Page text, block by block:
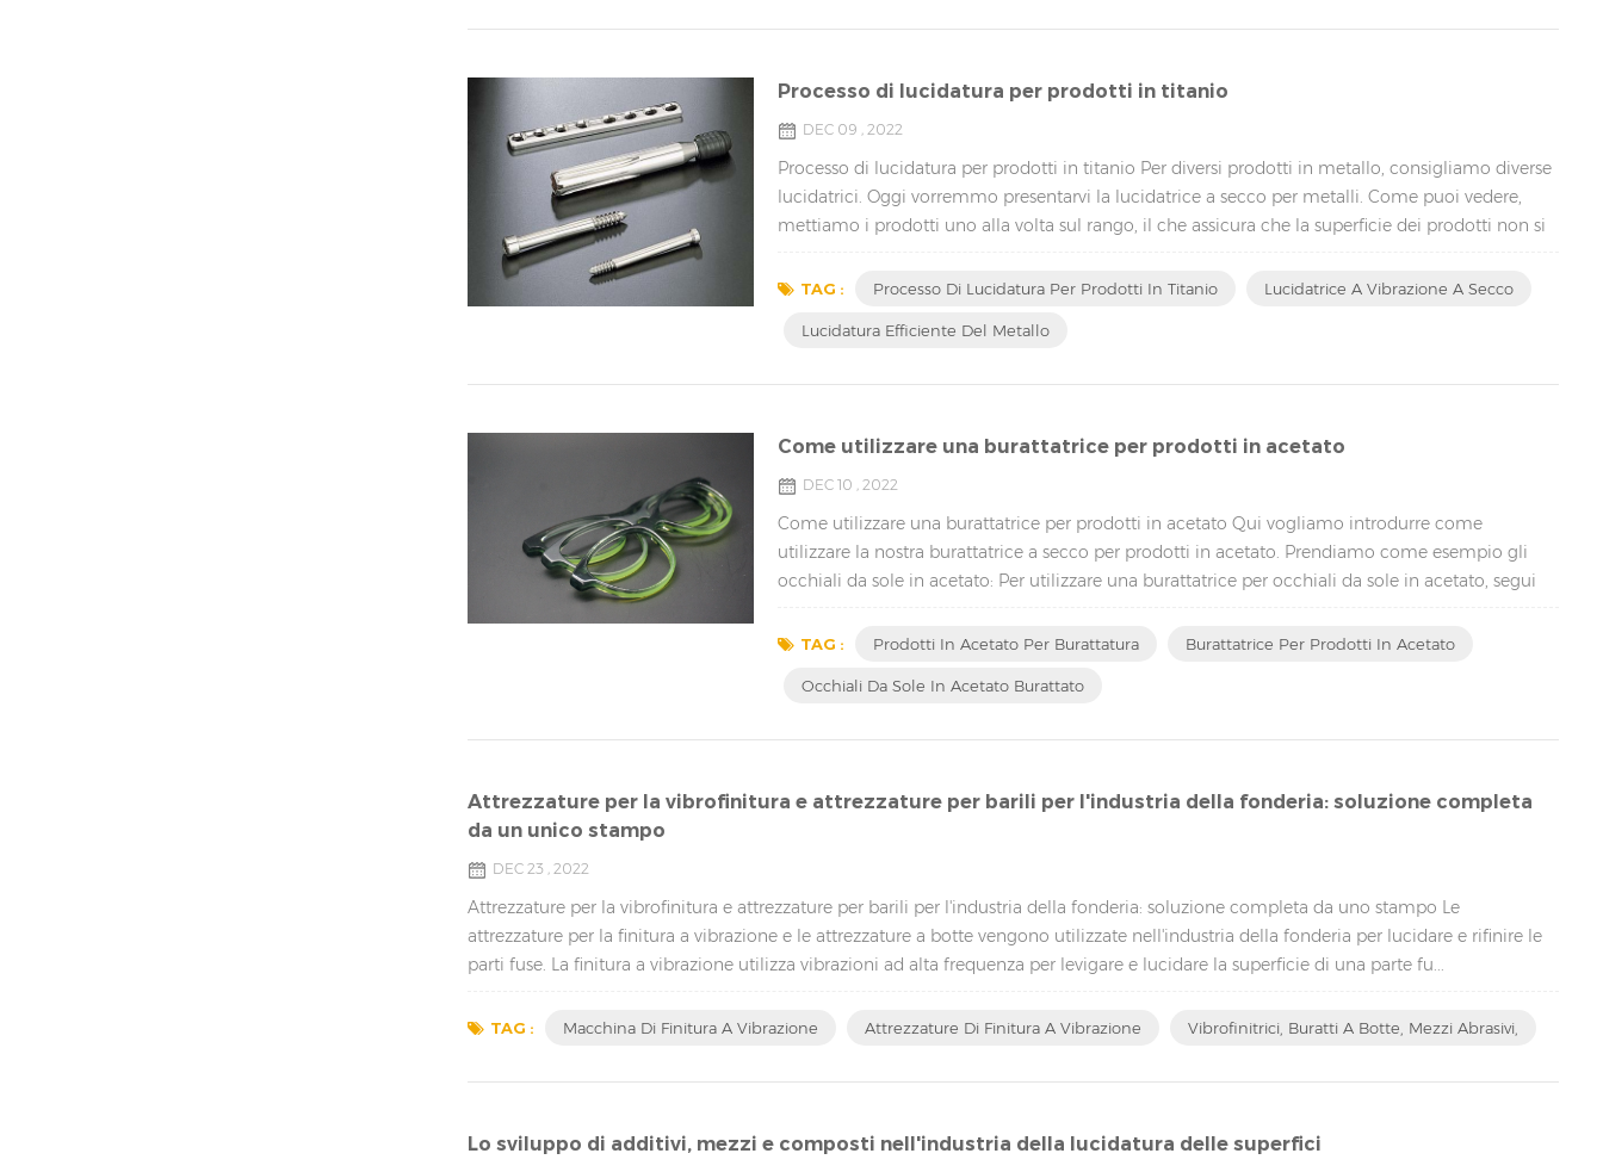
Processo di lucidatura per prodotti in titanio
DEC 09 , 2022
Processo di lucidatura per prodotti in titanio Per diversi prodotti in metallo, consigliamo diverse
lucidatrici. Oggi vorremmo presentarvi la lucidatrice a secco per metalli. Come puoi vedere,
mettiamo i prodotti uno alla volta sul rango, il che assicura che la superficie dei prodotti non si
suonerà se il...
TAG : Processo Di Lucidatura Per Prodotti In Titanio Lucidatrice A Vibrazione A Secco
Lucidatura Efficiente Del Metallo
Come utilizzare una burattatrice per prodotti in acetato
DEC 10 , 2022
Come utilizzare una burattatrice per prodotti in acetato Qui vogliamo introdurre come
utilizzare la nostra burattatrice a secco per prodotti in acetato. Prendiamo come esempio gli
occhiali da sole in acetato: Per utilizzare una burattatrice per occhiali da sole in acetato, segui
funzionamento. In s...
TAG : Prodotti In Acetato Per Burattatura Burattatrice Per Prodotti In Acetato
Occhiali Da Sole In Acetato Burattato
Attrezzature per la vibrofinitura e attrezzature per barili per l'industria della fonderia: soluzione completa
da un unico stampo
DEC 23 , 2022
Attrezzature per la vibrofinitura e attrezzature per barili per l'industria della fonderia: soluzione completa da uno stampo Le
attrezzature per la finitura a vibrazione e le attrezzature a botte vengono utilizzate nell'industria della fonderia per lucidare e rifinire le
parti fuse. La finitura a vibrazione utilizza vibrazioni ad alta frequenza per levigare e lucidare la superficie di una parte fu...
TAG : Macchina Di Finitura A Vibrazione Attrezzature Di Finitura A Vibrazione Vibrofinitrici, Buratti A Botte, Mezzi Abrasivi,
Lo sviluppo di additivi, mezzi e composti nell'industria della lucidatura delle superfici